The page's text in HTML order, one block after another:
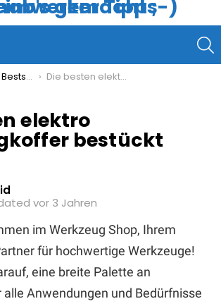
Die besten elektro werkzeugkoffer bestückt kaufen
elektro
bestückt
vor 3 Jahren
im Werkzeug Shop, Ihrem
für hochwertige Werkzeuge!
eine breite Palette an
Anwendungen und Bedürfnisse